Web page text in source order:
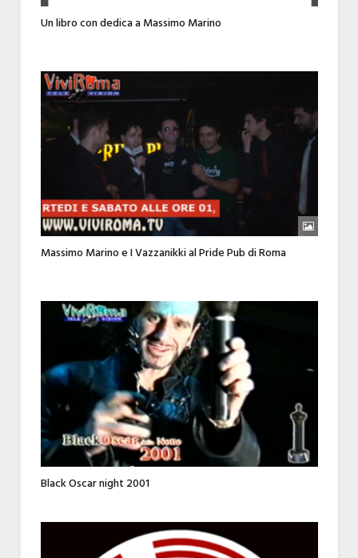
Un libro con dedica a Massimo Marino
Massimo Marino e I Vazzanikki al Pride Pub di Roma
Black Oscar night 2001